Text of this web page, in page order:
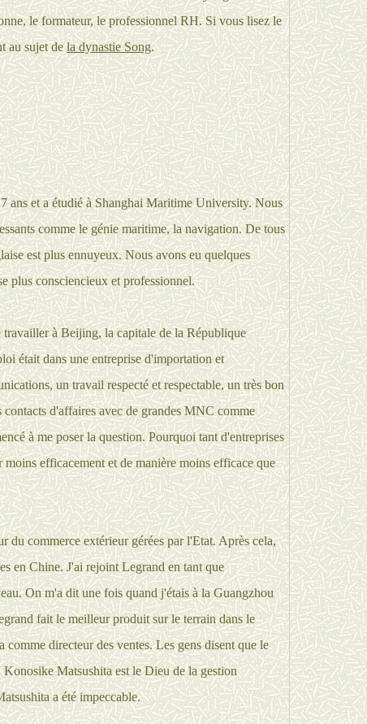
le formateur, le professionnel RH. Si vous lisez le
au sujet dela dynastie Song.
ans et a étudié à Shanghai Maritime University. Nous
comme le génie maritime, la navigation. De tous
est plus ennuyeux. Nous avons eu quelques
plus consciencieux et professionnel.
travailler à Beijing, la capitale de la République
était dans une entreprise d'importation et
un travail respecté et respectable, un très bon
d'affaires avec de grandes MNC comme
à me poser la question. Pourquoi tant d'entreprises
efficacement et de manière moins efficace que
du commerce extérieur gérées par l'Etat. Après cela,
en Chine. J'ai rejoint Legrand en tant que
On m'a dit une fois quand j'étais à la Guangzhou
fait le meilleur produit sur le terrain dans le
directeur des ventes. Les gens disent que le
Matsushita est le Dieu de la gestion
a été impeccable.